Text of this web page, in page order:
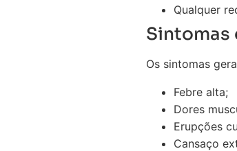
Qualquer
Sintomas
Os sintomas
Febre alta;
Dores
Erupções
Cansaço